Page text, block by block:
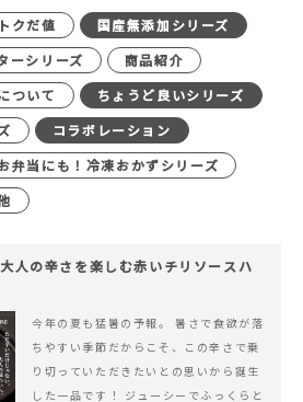
クだ値
国産無添加シリーズ
ーシリーズ
商品紹介
ついて
ちょうど良いシリーズ
コラボレーション
弁当にも！冷凍おかずシリーズ
人の辛さを楽しむ赤いチリソースハ
今年の夏も猛暑の予報。 暑さで食欲が落
ちやすい季節だからこそ、この辛さで乗
り切っていただきたいとの思いから誕生
した一品です！ ジューシーでふっくらと